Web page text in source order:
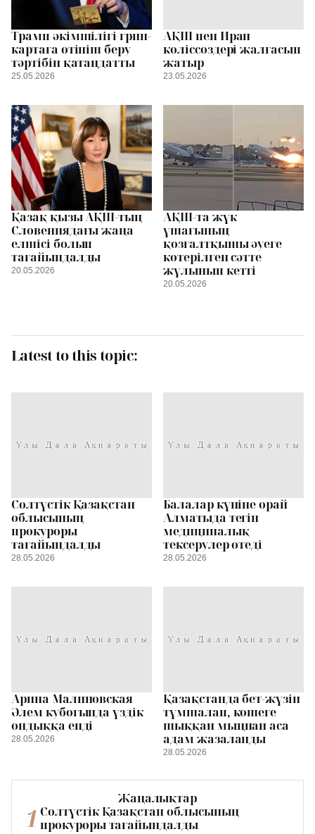
Трамп әкімшілігі грин-
картаға өтініш беру
тәртібін қатаңдатты
25.05.2026
АҚШ пен Иран
көліссөздері жалғасып
жатыр
23.05.2026
Қазақ қызы АҚШ-тың
Словениядағы жаңа
елшісі болып
тағайындалды
20.05.2026
АҚШ-та жүк
ұшағының
қозғалтқышы әуеге
көтерілген сәтте
жұлынып кетті
20.05.2026
Latest to this topic:
Солтүстік Қазақстан
облысының
прокуроры
тағайындалды
28.05.2026
Балалар күніне орай
Алматыда тегін
медициналық
тексерулер өтеді
28.05.2026
Арина Малиновская
Әлем кубогында үздік
ондыққа енді
28.05.2026
Қазақстанда бет-жүзін
тұмшалап, көшеге
шыққан мыңнан аса
адам жазаланды
28.05.2026
Жаңалықтар
1 Солтүстік Қазақстан облысының
прокуроры тағайындалды